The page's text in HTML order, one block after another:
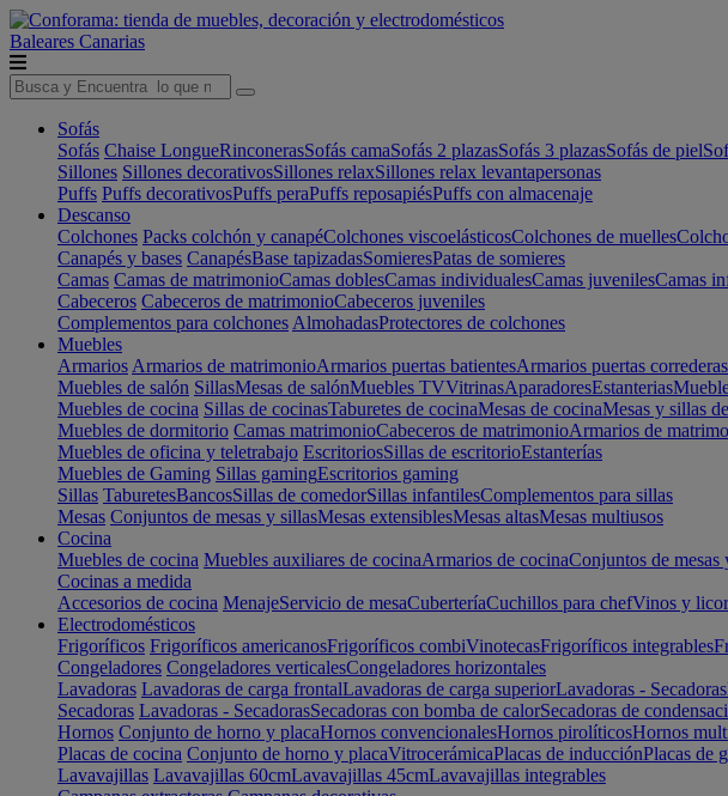
Baleares Canarias
Sofás
Sofás Chaise LongueRinconerasSofás camaSofás 2 plazasSofás 3 plazasSofás de piel
Sillones Sillones decorativosSillones relaxSillones relax levantapersonas
Puffs Puffs decorativosPuffs peraPuffs reposapiésPuffs con almacenaje
Descanso
Colchones Packs colchón y canapéColchones viscoelásticosColchones de muelles
Canapés y bases CanapésBase tapizadasSomieresPatas de somieres
Camas Camas de matrimonioCamas doblesCamas individualesCamas juvenilesCamas
Cabeceros Cabeceros de matrimonioCabeceros juveniles
Complementos para colchones AlmohadasProtectores de colchones
Muebles
Armarios Armarios de matrimonioArmarios puertas batientesArmarios puertas correderas
Muebles de salón SillasMesas de salónMuebles TVVitrinasAparadoresEstanterias
Muebles de cocina Sillas de cocinasTaburetes de cocinaMesas de cocinaMesas y sillas
Muebles de dormitorio Camas matrimonioCabeceros de matrimonioArmarios de
Muebles de oficina y teletrabajo EscritoriosSillas de escritorioEstanterías
Muebles de Gaming Sillas gamingEscritorios gaming
Sillas TaburetesBancosSillas de comedorSillas infantilesComplementos para sillas
Mesas Conjuntos de mesas y sillasMesas extensiblesMesas altasMesas multiusos
Cocina
Muebles de cocina Muebles auxiliares de cocinaArmarios de cocinaConjuntos de mesas
Cocinas a medida
Accesorios de cocina MenajeServicio de mesaCuberteríaCuchillos para chefVinos y
Electrodomésticos
Frigoríficos Frigoríficos americanosFrigoríficos combiVinotecasFrigoríficos integrables
Congeladores Congeladores verticalesCongeladores horizontales
Lavadoras Lavadoras de carga frontalLavadoras de carga superiorLavadoras - Secadoras
Secadoras Lavadoras - SecadorasSecadoras con bomba de calorSecadoras de
Hornos Conjunto de horno y placaHornos convencionalesHornos pirolíticosHornos
Placas de cocina Conjunto de horno y placaVitrocerámicaPlacas de inducciónPlacas de
Lavavajillas Lavavajillas 60cmLavavajillas 45cmLavavajillas integrables